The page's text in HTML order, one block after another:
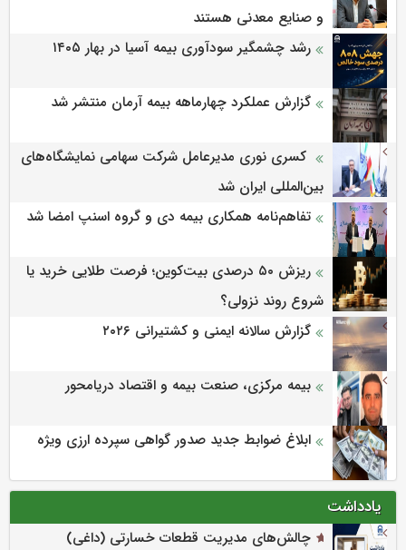
و صنایع معدنی هستند
رشد چشمگیر سودآوری بیمه آسیا در بهار ۱۴۰۵
گزارش عملکرد چهارماهه بیمه آرمان منتشر شد
کسری نوری مدیرعامل شرکت سهامی نمایشگاه‌های
بین‌المللی ایران شد
تفاهم‌نامه همکاری بیمه دی و گروه اسنپ امضا شد
ریزش ۵۰ درصدی بیت‌کوین؛ فرصت طلایی خرید یا
شروع روند نزولی؟
گزارش سالانه ایمنی و كشتیرانی ۲۰۲۶
بیمه مرکزی، صنعت بیمه و اقتصاد دریامحور
ابلاغ ضوابط جدید صدور گواهی سپرده ارزی ویژه
یادداشت
چالش‌های مدیریت قطعات خسارتی (داغی)